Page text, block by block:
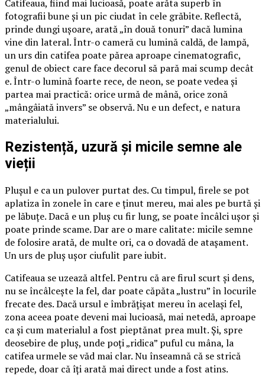
Catifeaua, fiind mai lucioasă, poate arăta superb în
fotografii bune și un pic ciudat în cele grăbite. Reflectă,
prinde dungi ușoare, arată „în două tonuri” dacă lumina
vine din lateral. Într-o cameră cu lumină caldă, de lampă,
un urs din catifea poate părea aproape cinematografic,
genul de obiect care face decorul să pară mai scump decât
e. Într-o lumină foarte rece, de neon, se poate vedea și
partea mai practică: orice urmă de mână, orice zonă
„mângâiată invers” se observă. Nu e un defect, e natura
materialului.
Rezistență, uzură și micile semne ale
vieții
Plușul e ca un pulover purtat des. Cu timpul, firele se pot
aplatiza în zonele în care e ținut mereu, mai ales pe burtă și
pe lăbuțe. Dacă e un pluș cu fir lung, se poate încâlci ușor și
poate prinde scame. Dar are o mare calitate: micile semne
de folosire arată, de multe ori, ca o dovadă de atașament.
Un urs de pluș ușor ciufulit pare iubit.
Catifeaua se uzează altfel. Pentru că are firul scurt și dens,
nu se încâlcește la fel, dar poate căpăta „lustru” în locurile
frecate des. Dacă ursul e îmbrățișat mereu în același fel,
zona aceea poate deveni mai lucioasă, mai netedă, aproape
ca și cum materialul a fost pieptănat prea mult. Și, spre
deosebire de pluș, unde poți „ridica” puful cu mâna, la
catifea urmele se văd mai clar. Nu înseamnă că se strică
repede, doar că îți arată mai direct unde a fost atins.